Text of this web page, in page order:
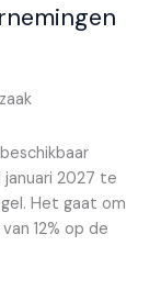
januari 2027 te
Het gaat om
12% op de